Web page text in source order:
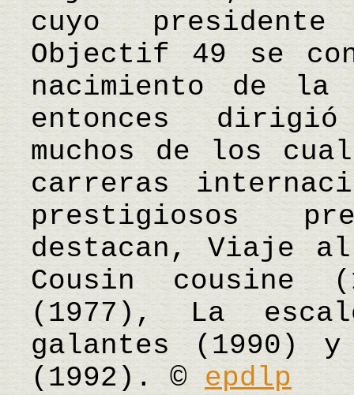
cuyo
Objectif 49 se
nacimiento de la
entonces
muchos de los
carreras
prestigiosos
destacan, Viaje
Cousin cousine
(1977), La
galantes (1990)
(1992). © epdlp